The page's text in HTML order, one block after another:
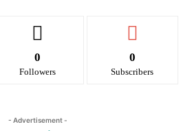
0
Followers
0
Subscribers
- Advertisement -